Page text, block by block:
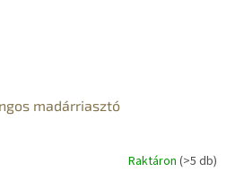
madárriasztó
Raktáron (>5 db)